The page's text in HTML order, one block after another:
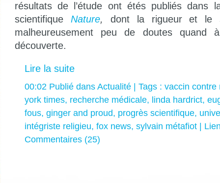
résultats de l’étude ont étés publiés dans
scientifique Nature, dont la rigueur et le
malheureusement peu de doutes
découverte.
Lire la suite
00:02 Publié dans Actualité | Tags : vaccin contre
york times, recherche médicale, linda hardrict,
fous, ginger and proud, progrès scientifique,
intégriste religieu, fox news, sylvain métafiot
Commentaires (25)